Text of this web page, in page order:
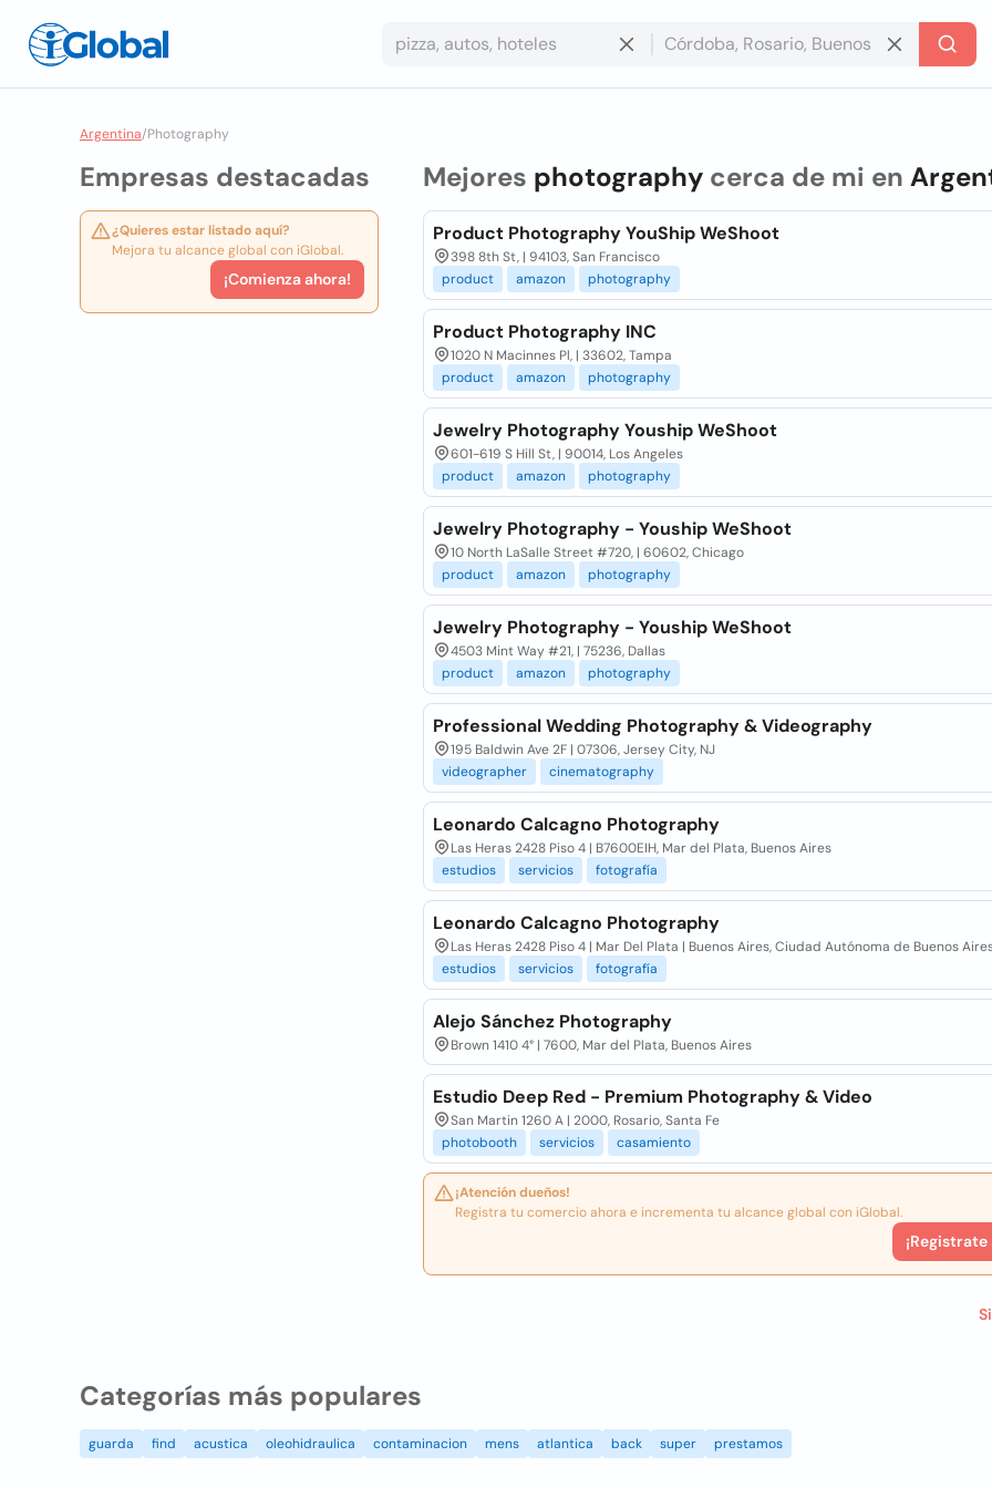
Argentina/Photography
Empresas destacadas
¿Quieres estar listado aquí?
Mejora tu alcance global con iGlobal.
¡Comienza ahora!
Mejores photographycerca de mi en
Product Photography YouShip WeShoot
398 8th St, | 94103, San Francisco
product
amazon photography
Product Photography INC
1020 N Macinnes Pl, | 33602, Tampa
product
amazon photography
Jewelry Photography Youship WeShoot
601-619 S Hill St, | 90014, Los Angeles
product
amazon photography
Jewelry Photography - Youship WeShoot
10 North LaSalle Street #720, | 60602, Chicago
product
amazon photography
Jewelry Photography - Youship WeShoot
4503 Mint Way #21, | 75236, Dallas
product
amazon photography
Professional Wedding Photography & Videography
195 Baldwin Ave 2F | 07306, Jersey City, NJ
videographer
cinematography
Leonardo Calcagno Photography
Las Heras 2428 Piso 4 | B7600EIH, Mar del Plata, Buenos Aires
estudios
servicios fotografía
Leonardo Calcagno Photography
Las Heras 2428 Piso 4 | Mar Del Plata | Buenos Aires, Ciudad Autónoma de Buenos
estudios
servicios fotografía
Alejo Sánchez Photography
Brown 1410 4° | 7600, Mar del Plata, Buenos Aires
Estudio Deep Red - Premium Photography & Video
San Martin 1260 A | 2000, Rosario, Santa Fe
photobooth
servicios casamiento
¡Atención dueños!
Registra tu comercio ahora e incrementa tu alcance global con iGlobal.
Categorías más populares
guarda find acustica oleohidraulica contaminacion mens atlantica back super prestamos